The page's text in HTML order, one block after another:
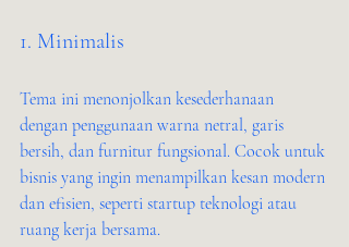
1. Minimalis
Tema ini menonjolkan kesederhanaan
dengan penggunaan warna netral, garis
bersih, dan furnitur fungsional. Cocok untuk
bisnis yang ingin menampilkan kesan modern
dan efisien, seperti startup teknologi atau
ruang kerja bersama.